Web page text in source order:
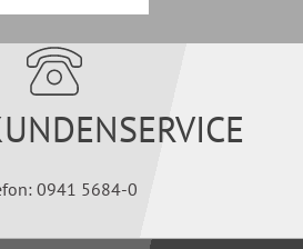
0941 5684-0